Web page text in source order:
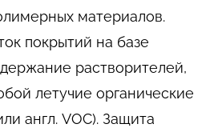
материалов.
покрытий на базе
растворителей,
летучие органические
англ. VOC). Защита